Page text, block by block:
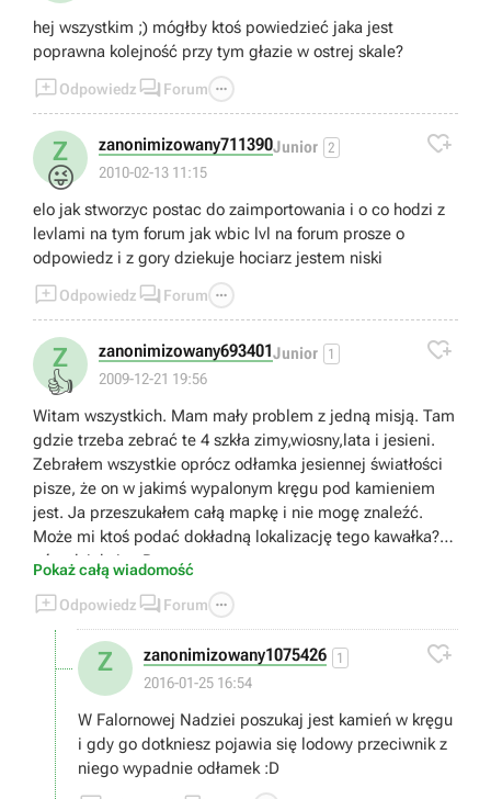
hej wszystkim ;) mógłby ktoś powiedzieć jaka jest
poprawna kolejność przy tym głazie w ostrej skale?
Odpowiedz  Forum 
Z
😜
zanonimizowany711390Junior 2
2010-02-13 11:15

elo jak stworzyc postac do zaimportowania i o co hodzi z
levlami na tym forum jak wbic lvl na forum prosze o
odpowiedz i z gory dziekuje hociarz jestem niski
Odpowiedz  Forum 
Z
👍
zanonimizowany693401Junior 1
2009-12-21 19:56

Witam wszystkich. Mam mały problem z jedną misją. Tam
gdzie trzeba zebrać te 4 szkła zimy,wiosny,lata i jesieni.
Zebrałem wszystkie oprócz odłamka jesiennej światłości
pisze, że on w jakimś wypalonym kręgu pod kamieniem
jest. Ja przeszukałem całą mapkę i nie mogę znaleźć.
Może mi ktoś podać dokładną lokalizację tego kawałka? Z
góry dziękuję. :P
Pokaż całą wiadomość
Odpowiedz  Forum 
Z zanonimizowany1075426 1
2016-01-25 16:54

W Falornowej Nadziei poszukaj jest kamień w kręgu
i gdy go dotkniesz pojawia się lodowy przeciwnik z
niego wypadnie odłamek :D